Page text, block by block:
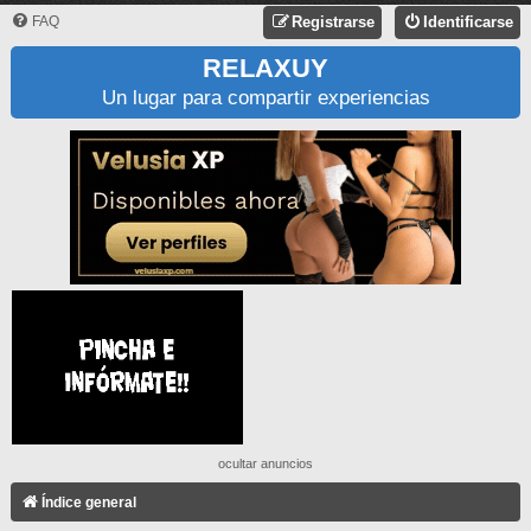
FAQ Identificarse
Registrarse
RELAXUY
Un lugar para compartir experiencias
ocultar anuncios
Índice general